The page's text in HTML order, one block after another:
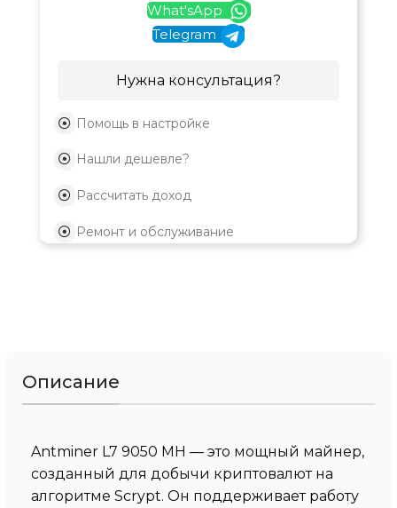
What'sApp
Telegram
Нужна консультация?
Помощь в настройке
Нашли дешевле?
Рассчитать доход
Ремонт и обслуживание
Описание
Antminer L7 9050 MH — это мощный майнер,
созданный для добычи криптовалют на
алгоритме Scrypt. Он поддерживает работу